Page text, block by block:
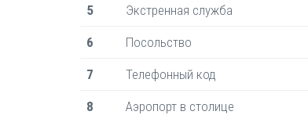
5 Экстренная служба
6 Посольство
7 Телефонный код
8 Аэропорт в столице